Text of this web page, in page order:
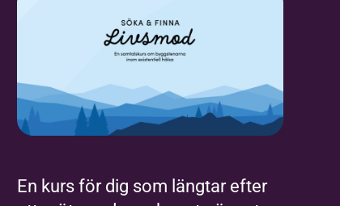
En kurs för dig som längtar efter